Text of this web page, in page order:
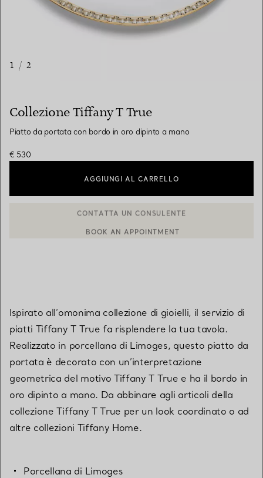
1 / 2
Collezione Tiffany T True
Piatto da portata con bordo in oro dipinto a mano
€ 530
AGGIUNGI AL CARRELLO
Ispirato all’omonima collezione di gioielli, il servizio di
piatti Tiffany T True fa risplendere la tua tavola.
Realizzato in porcellana di Limoges, questo piatto da
portata è decorato con un’interpretazione
geometrica del motivo Tiffany T True e ha il bordo in
oro dipinto a mano. Da abbinare agli articoli della
collezione Tiffany T True per un look coordinato o ad
altre collezioni Tiffany Home.
Porcellana di Limoges